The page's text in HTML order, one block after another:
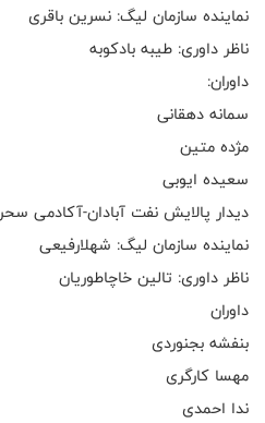
نماینده سازمان لیگ: نسرین باقری
ناظر داوری: طیبه بادکوبه
داوران:
سمانه دهقانی
مژده متین
سعیده ایوبی
دیدار پالایش نفت آبادان-آکادمی سحر
نماینده سازمان لیگ: شهلارفیعی
ناظر داوری: تالین خاچاطوریان
داوران
بنفشه بجنوردی
مهسا کارگری
ندا احمدی